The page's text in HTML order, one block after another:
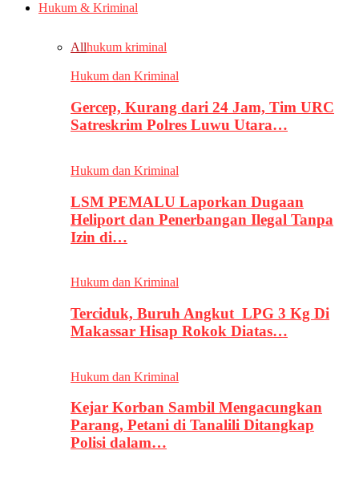
Hukum & Kriminal
Allhukum kriminal
Hukum dan Kriminal
Gercep, Kurang dari 24 Jam, Tim URC
Satreskrim Polres Luwu Utara…
Hukum dan Kriminal
LSM PEMALU Laporkan Dugaan
Heliport dan Penerbangan Ilegal Tanpa
Izin di…
Hukum dan Kriminal
Terciduk, Buruh Angkut LPG 3 Kg Di
Makassar Hisap Rokok Diatas…
Hukum dan Kriminal
Kejar Korban Sambil Mengacungkan
Parang, Petani di Tanalili Ditangkap
Polisi dalam…